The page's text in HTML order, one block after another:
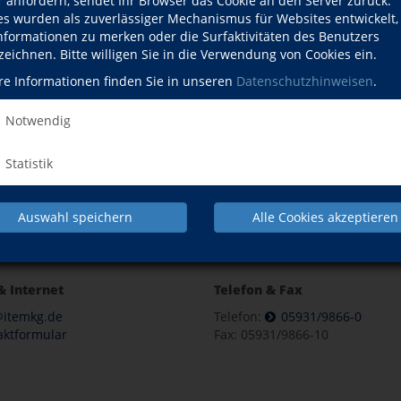
wurden als zuverlässiger Mechanismus für Websites
zu merken oder die Surfaktivitäten des Benutzers
Bitte willigen Sie in die Verwendung von Cookies ein.
Informationen finden Sie in unseren Datenschutzhinweisen.
Notwendig
Statistik
Auswahl speichern Alle Cookies akzeptieren
NACH OBEN
Gesundheit Kultur
Internet
Telefon & Fax
Telefon:
05931/9866-0
Fax: 05931/9866-10